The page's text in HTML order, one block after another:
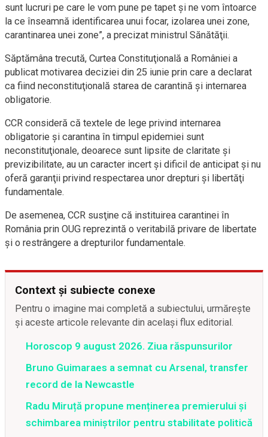
sunt lucruri pe care le vom pune pe tapet şi ne vom întoarce
la ce înseamnă identificarea unui focar, izolarea unei zone,
carantinarea unei zone”, a precizat ministrul Sănătăţii.
Săptămâna trecută, Curtea Constituţională a României a
publicat motivarea deciziei din 25 iunie prin care a declarat
ca fiind neconstituţională starea de carantină şi internarea
obligatorie.
CCR consideră că textele de lege privind internarea
obligatorie şi carantina în timpul epidemiei sunt
neconstituţionale, deoarece sunt lipsite de claritate şi
previzibilitate, au un caracter incert şi dificil de anticipat şi nu
oferă garanţii privind respectarea unor drepturi şi libertăţi
fundamentale.
De asemenea, CCR susţine că instituirea carantinei în
România prin OUG reprezintă o veritabilă privare de libertate
şi o restrângere a drepturilor fundamentale.
Context și subiecte conexe
Pentru o imagine mai completă a subiectului, urmărește
și aceste articole relevante din același flux editorial.
Horoscop 9 august 2026. Ziua răspunsurilor
Bruno Guimaraes a semnat cu Arsenal, transfer
record de la Newcastle
Radu Miruță propune menținerea premierului și
schimbarea miniștrilor pentru stabilitate politică